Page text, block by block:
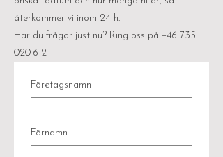
återkommer vi inom 24 h.
Har du frågor just nu? Ring oss på +46 735
020 612
Företagsnamn
Förnamn